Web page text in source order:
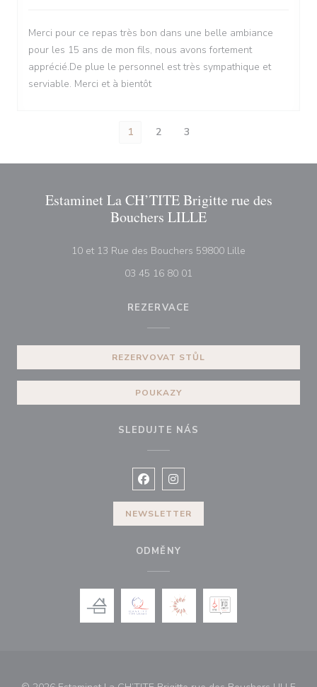
Merci pour ce repas très bon dans une belle ambiance
pour les 15 ans de mon fils, nous avons fortement
apprécié.De plue le personnel est très sympathique et
serviable. Merci et à bientôt
1 2 3
Estaminet La CH’TITE Brigitte rue des
Bouchers LILLE
10 et 13 Rue des Bouchers 59800 Lille
03 45 16 80 01
REZERVACE
REZERVOVAT STŮL
POUKAZY
SLEDUJTE NÁS
Facebook ((otevře se v novém
Instagram ((otevře se v
NEWSLETTER
ODMĚNY